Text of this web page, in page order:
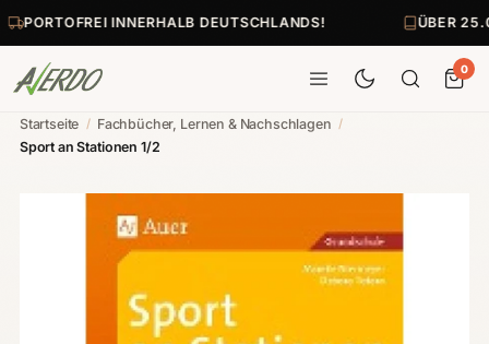
PORTOFREI INNERHALB DEUTSCHLANDS! ÜBER
0
Startseite / Fachbücher, Lernen & Nachschlagen /
Sport an Stationen 1/2